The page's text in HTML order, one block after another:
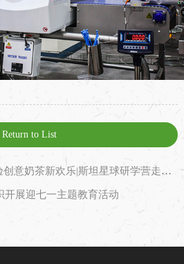
Return to List
Prev：探索咖啡奥秘，体验创意奶茶新欢乐|斯坦星球研学营走进佳禾食品
开展迎七一主题教育活动